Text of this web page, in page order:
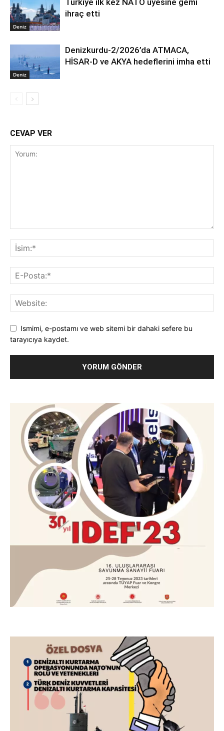
Deniz
Türkiye ilk kez NATO üyesine gemi
ihraç etti
Deniz
Denizkurdu-2/2026’da ATMACA,
HİSAR-D ve AKYA hedeflerini imha etti
CEVAP VER
Ismimi, e-postamı ve web sitemi bir dahaki sefere bu
tarayıcıya kaydet.